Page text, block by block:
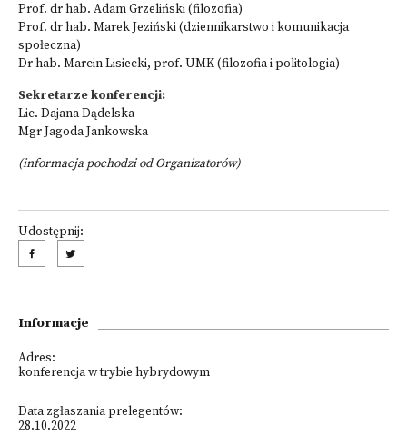
Prof. dr hab. Adam Grzeliński (filozofia)
Prof. dr hab. Marek Jeziński (dziennikarstwo i komunikacja
społeczna)
Dr hab. Marcin Lisiecki, prof. UMK (filozofia i politologia)
Sekretarze konferencji:
Lic. Dajana Dądelska
Mgr Jagoda Jankowska
(informacja pochodzi od Organizatorów)
Udostępnij:
Informacje
Adres:
konferencja w trybie hybrydowym
Data zgłaszania prelegentów:
28.10.2022